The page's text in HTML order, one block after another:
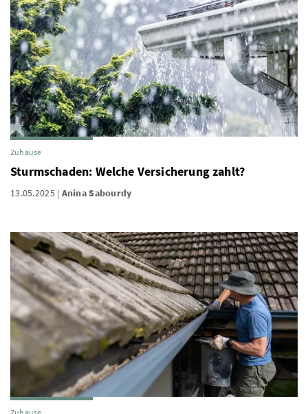
Zuhause
Sturmschaden: Welche Versicherung zahlt?
13.05.2025 Anina Sabourdy